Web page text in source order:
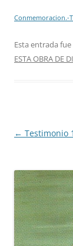
Conmemoracion.-
Esta entrada
ESTA OBRA DE
Navegación
← Testimonio